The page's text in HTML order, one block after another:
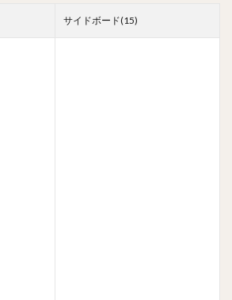
サイドボード(15)